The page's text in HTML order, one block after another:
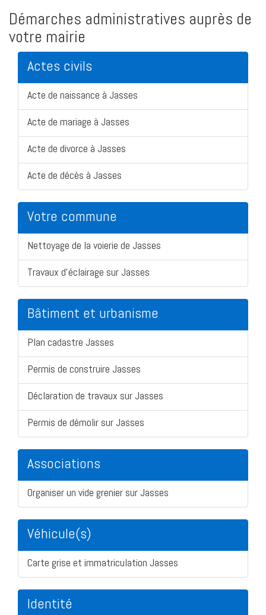
Démarches administratives auprès de
votre mairie
Actes civils
Acte de naissance à Jasses
Acte de mariage à Jasses
Acte de divorce à Jasses
Acte de décès à Jasses
Votre commune
Nettoyage de la voierie de Jasses
Travaux d'éclairage sur Jasses
Bâtiment et urbanisme
Plan cadastre Jasses
Permis de construire Jasses
Déclaration de travaux sur Jasses
Permis de démolir sur Jasses
Associations
Organiser un vide grenier sur Jasses
Véhicule(s)
Carte grise et immatriculation Jasses
Identité